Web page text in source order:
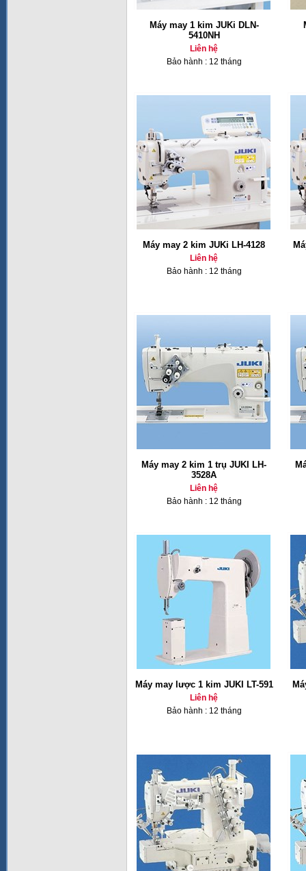
Máy may 1 kim JUKi DLN-
5410NH
Liên hệ
Bảo hành : 12 tháng
Máy may 2 kim JUKi LH-4128
Liên hệ
Bảo hành : 12 tháng
Máy may 2 kim 1 trụ JUKI LH-
3528A
Liên hệ
Bảo hành : 12 tháng
Máy may lược 1 kim JUKI LT-591
Liên hệ
Bảo hành : 12 tháng